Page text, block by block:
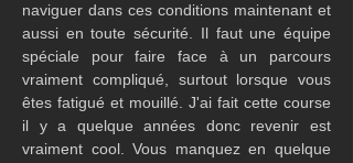
naviguer dans ces conditions maintenant et
aussi en toute sécurité. Il faut une équipe
spéciale pour faire face à un parcours
vraiment compliqué, surtout lorsque vous
êtes fatigué et mouillé. J'ai fait cette course
il y a quelque années donc revenir est
vraiment cool. Vous manquez en quelque